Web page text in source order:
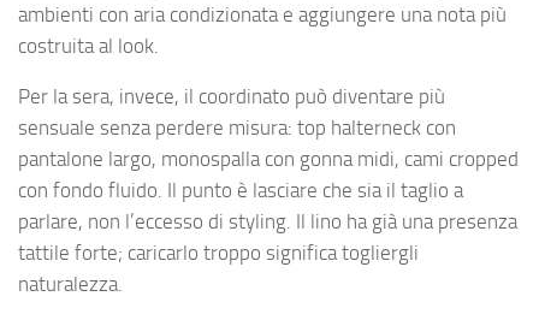
ambienti con aria condizionata e aggiungere una nota più
costruita al look.
Per la sera, invece, il coordinato può diventare più
sensuale senza perdere misura: top halterneck con
pantalone largo, monospalla con gonna midi, cami cropped
con fondo fluido. Il punto è lasciare che sia il taglio a
parlare, non l’eccesso di styling. Il lino ha già una presenza
tattile forte; caricarlo troppo significa togliergli
naturalezza.